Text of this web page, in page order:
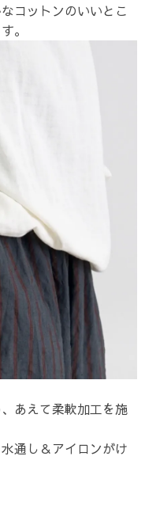
コットンのいいとこ
。
あえて柔軟加工を施
通し＆アイロンがけ